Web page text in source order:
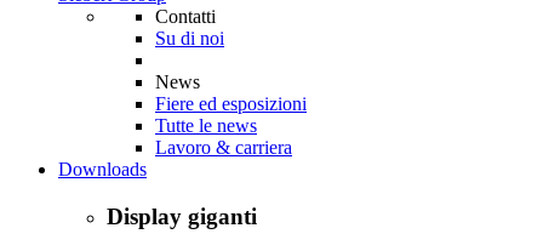
Contatti
Su di noi
News
Fiere ed esposizioni
Tutte le news
Lavoro & carriera
Downloads
Display giganti